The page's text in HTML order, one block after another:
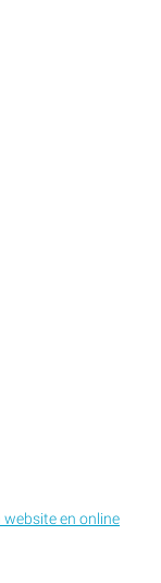
website en online